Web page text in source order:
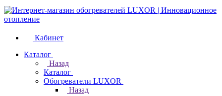
Кабинет
Каталог
Назад
Каталог
Обогреватели LUXOR
Назад